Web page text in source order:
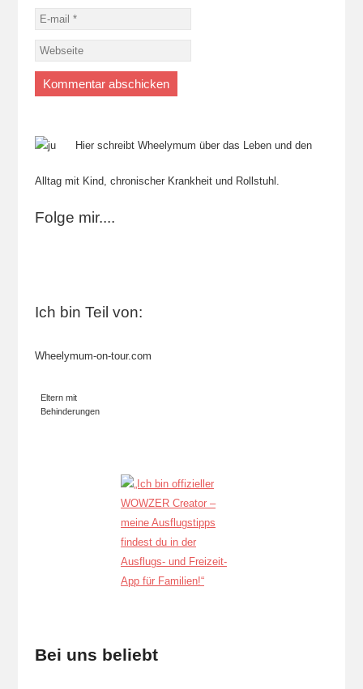
Hier schreibt Wheelymum über das Leben und den
Alltag mit Kind, chronischer Krankheit und Rollstuhl.
Folge mir....
Ich bin Teil von:
Wheelymum-on-tour.com
Eltern mit
Behinderungen
Bei uns beliebt